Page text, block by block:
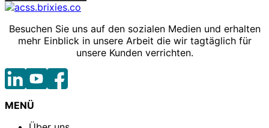
Besuchen Sie uns auf den sozialen Medien und erhalten
mehr Einblick in unsere Arbeit die wir tagtäglich für
unsere Kunden verrichten.
MENÜ